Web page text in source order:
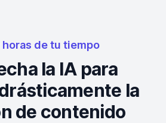
horas de tu tiempo
la IA para
la
de contenido